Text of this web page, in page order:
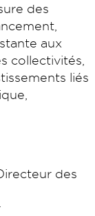
des
aux
collectivités,
liés
des